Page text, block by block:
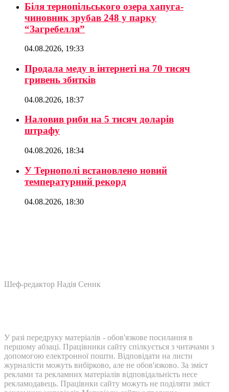
Біля тернопільського озера хапуга-
чиновник зрубав 248 у парку
“Загребелля”
04.08.2026, 19:33
Продала меду в інтернеті на 70 тисяч
гривень збитків
04.08.2026, 18:37
Наловив риби на 5 тисяч доларів
штрафу
04.08.2026, 18:34
У Тернополі встановлено новий
температурний рекорд
04.08.2026, 18:30
Шеф-редактор Надія Сеник
У разі передруку матеріалів - обов'язкове посилання в
першому абзаці. Працівники сайту спілкується з читачами з
допомогою електронної пошти. Відповідати на листи
журналісти можуть вибірково, але не обов'язково. За зміст
реклами та рекламних матеріалів відповідальність несе
рекламодавець. Працівнки сайту можуть не поділяти зміст